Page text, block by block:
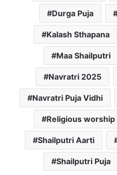
Durga Puja
Kalash Sthapana
Maa Shailputri
Navratri 2025
Navratri Puja Vidhi
Religious worship
Shailputri Aarti
Shailputri Puja